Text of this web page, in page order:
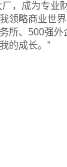
厂，成为专业
领略商业世
所、500强外
的成长。”